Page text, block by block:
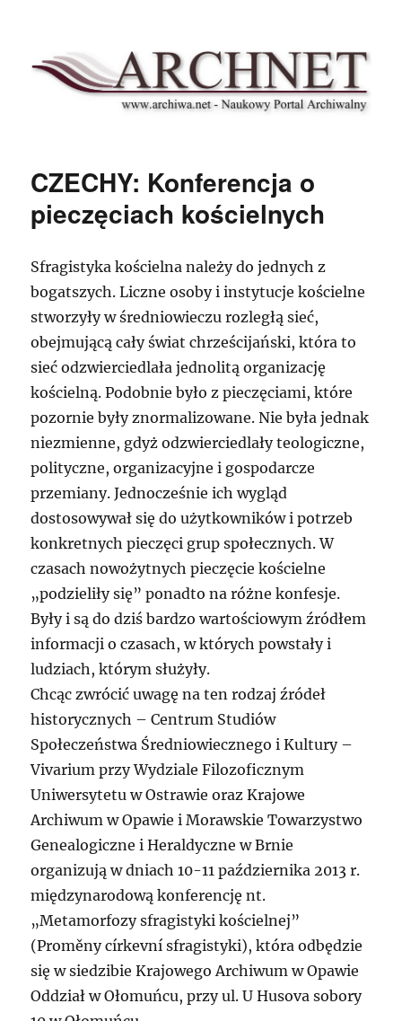
Archnet
CZECHY: Konferencja o
pieczęciach kościelnych
Sfragistyka kościelna należy do jednych z
bogatszych. Liczne osoby i instytucje kościelne
stworzyły w średniowieczu rozległą sieć,
obejmującą cały świat chrześcijański, która to
sieć odzwierciedlała jednolitą organizację
kościelną. Podobnie było z pieczęciami, które
pozornie były znormalizowane. Nie była jednak
niezmienne, gdyż odzwierciedlały teologiczne,
polityczne, organizacyjne i gospodarcze
przemiany. Jednocześnie ich wygląd
dostosowywał się do użytkowników i potrzeb
konkretnych pieczęci grup społecznych. W
czasach nowożytnych pieczęcie kościelne
„podzieliły się” ponadto na różne konfesje.
Były i są do dziś bardzo wartościowym źródłem
informacji o czasach, w których powstały i
ludziach, którym służyły.
Chcąc zwrócić uwagę na ten rodzaj źródeł
historycznych – Centrum Studiów
Społeczeństwa Średniowiecznego i Kultury –
Vivarium przy Wydziale Filozoficznym
Uniwersytetu w Ostrawie oraz Krajowe
Archiwum w Opawie i Morawskie Towarzystwo
Genealogiczne i Heraldyczne w Brnie
organizują w dniach 10-11 października 2013 r.
międzynarodową konferencję nt.
„Metamorfozy sfragistyki kościelnej”
(Proměny církevní sfragistyki), która odbędzie
się w siedzibie Krajowego Archiwum w Opawie
Oddział w Ołomuńcu, przy ul. U Husova sobory